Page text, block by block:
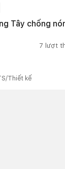
Tây chống
7 lượt
Thiết kế